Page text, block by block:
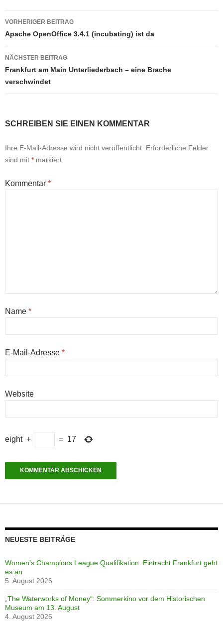
Beitragsnavigation
VORHERIGER BEITRAG
Apache OpenOffice 3.4.1 (incubating) ist da
NÄCHSTER BEITRAG
Frankfurt am Main Unterliederbach – eine Brache
verschwindet
SCHREIBEN SIE EINEN KOMMENTAR
Ihre E-Mail-Adresse wird nicht veröffentlicht. Erforderliche Felder
sind mit * markiert
Kommentar *
Name *
E-Mail-Adresse *
Website
eight + = 17
NEUESTE BEITRÄGE
Women’s Champions League Qualifikation: Eintracht Frankfurt geht
es an
5. August 2026
„The Waterworks of Money“: Sommerkino vor dem Historischen
Museum am 13. August
4. August 2026